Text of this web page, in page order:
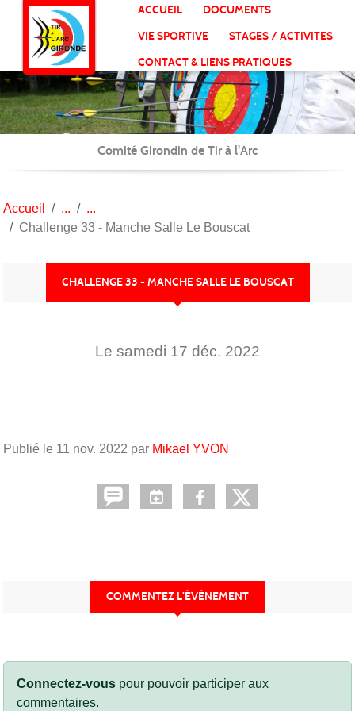
ACCUEIL
DOCUMENTS
VIE SPORTIVE
STAGES / ACTIVITES
CONTACT & LIENS PRATIQUES
Comité Girondin de Tir à l'Arc
Accueil
Challenge 33 - Manche Salle Le Bouscat
CHALLENGE 33 - MANCHE SALLE LE BOUSCAT
Le samedi 17 déc. 2022
Publié le 11 nov. 2022 par Mikael YVON
COMMENTEZ L’ÉVÈNEMENT
Connectez-vous pour pouvoir participer aux
commentaires.
Panneau de gestion des cookies